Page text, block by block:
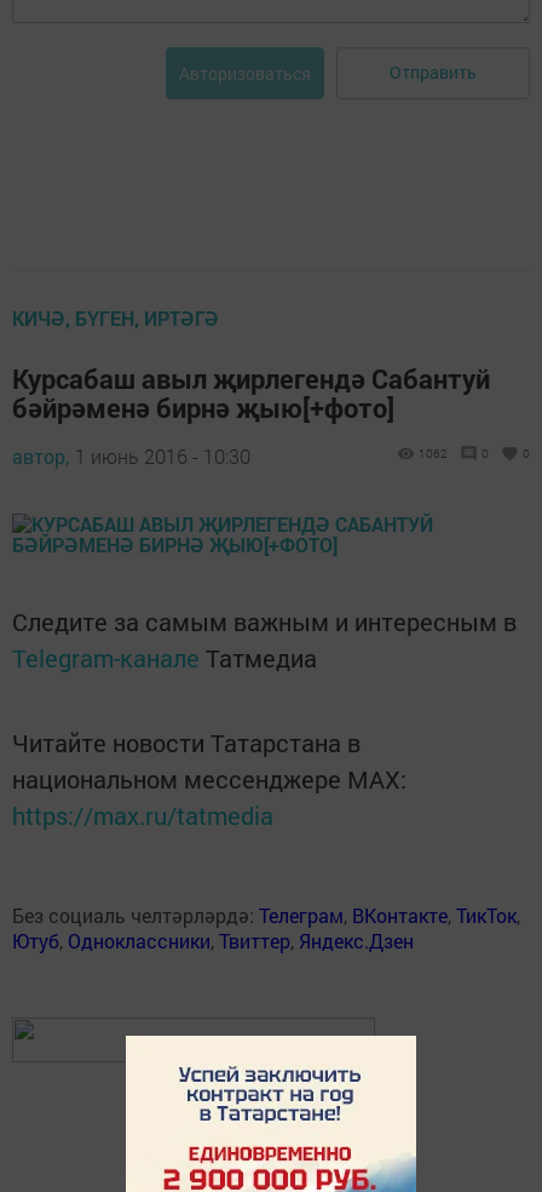
Авторизоваться Отправить
КИЧӘ, БҮГЕН, ИРТӘГӘ
Курсабаш авыл җирлегендә Сабантуй
бәйрәменә бирнә җыю[+фото]
автор, 1 июнь 2016 - 10:30 1062 0 0
Следите за самым важным и интересным в
Telegram-канале Татмедиа
Читайте новости Татарстана в
национальном мессенджере MАХ:
https://max.ru/tatmedia
Без социаль челтәрләрдә: Телеграм, ВКонтакте,ТикТок,
Ютуб, Одноклассники,Твиттер, Яндекс.Дзен